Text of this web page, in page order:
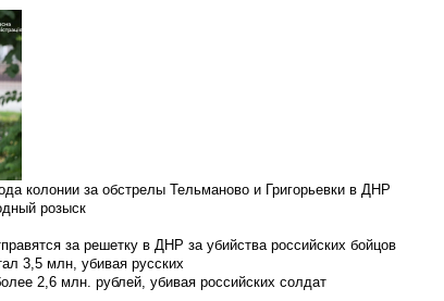
колонии за обстрелы Тельманово и Григорьевки в ДНР
розыск
за решетку в ДНР за убийства российских бойцов
3,5 млн, убивая русских
2,6 млн. рублей, убивая российских солдат